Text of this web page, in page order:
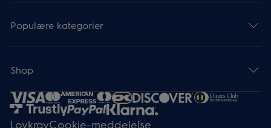
Populære kategorier
Shop
LovkravCookie-meddelelse